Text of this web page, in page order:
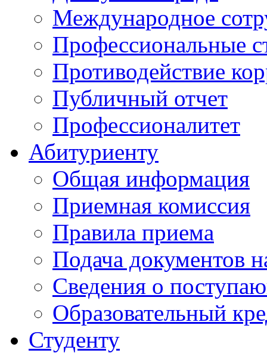
Международное
Профессиональные
Противодействие
Публичный отчет
Профессионалитет
Абитуриенту
Общая информация
Приемная комиссия
Правила приема
Подача документов
Сведения о
Образовательный
Студенту